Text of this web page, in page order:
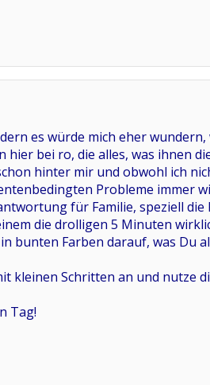
es würde mich eher
hier bei ro, die alles, was ihnen
hinter mir und obwohl ich
Probleme immer
für Familie, speziell
die drolligen 5 Minuten
bunten Farben darauf, was Du
kleinen Schritten an und nutze
Tag!